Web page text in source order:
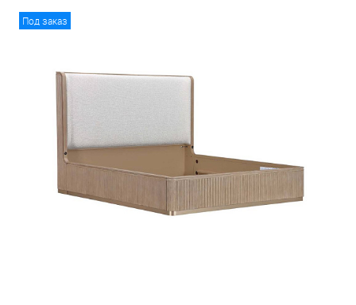
Под заказ